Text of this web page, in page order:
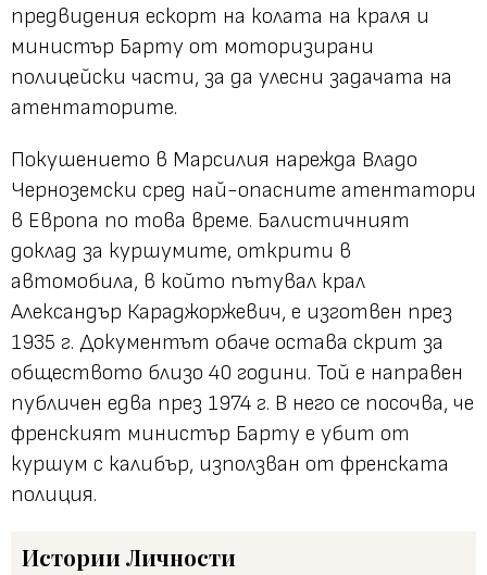
предвидения ескорт на колата на краля и
министър Барту от моторизирани
полицейски части, за да улесни задачата на
атентаторите.
Покушението в Марсилия нарежда Владо
Черноземски сред най-опасните атентатори
в Европа по това време. Балистичният
доклад за куршумите, открити в
автомобила, в който пътувал крал
Александър Караджоржевич, е изготвен през
1935 г. Документът обаче остава скрит за
обществото близо 40 години. Той е направен
публичен едва през 1974 г. В него се посочва, че
френският министър Барту е убит от
куршум с калибър, използван от френската
полиция.
ИсторииЛичности